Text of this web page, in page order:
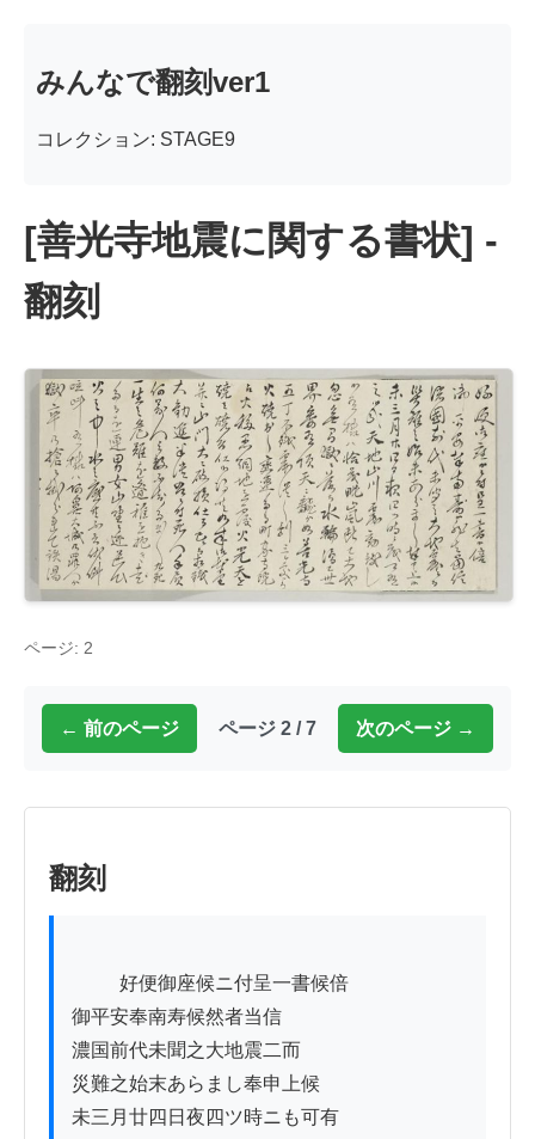
みんなで翻刻ver1
コレクション: STAGE9
[善光寺地震に関する書状] -
翻刻
ページ: 2
← 前のページ ページ 2 / 7 次のページ →
翻刻
御平安奉南寿候然者当信
濃国前代未聞之大地震二而
災難之始末あらまし奉申上候
未三月廿四日夜四ツ時ニも可有